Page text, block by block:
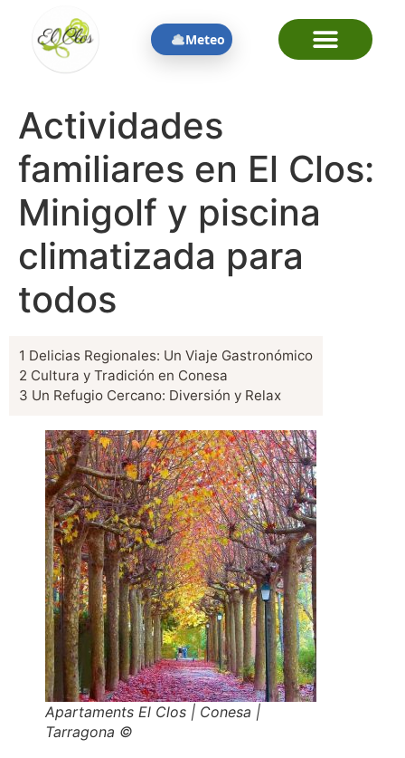
Meteo
Actividades
familiares en El Clos:
Minigolf y piscina
climatizada para
todos
1 Delicias Regionales: Un Viaje Gastronómico
2 Cultura y Tradición en Conesa
3 Un Refugio Cercano: Diversión y Relax
Apartaments El Clos | Conesa |
Tarragona ©